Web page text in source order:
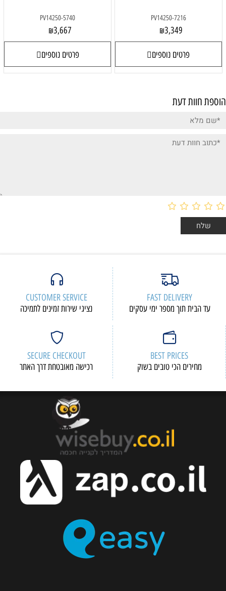
PV14250-7216
₪3,349
פרטים נוספים
PV14250-5740
₪3,667
פרטים נוספים
הוספת חוות דעת
FAST DELIVERY
עד הבית תוך מספר ימי עסקים
CUSTOMER SERVICE
נציגי שירות זמינים לתמיכה
BEST PRICES
מחירים הכי טובים בשוק
SECURE CHECKOUT
רכישה מאובטחת דרך האתר